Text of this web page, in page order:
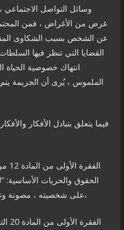
وسائل التواصل الاجتماعي
غرض من الأغراض ، فمن
عن الشخص بسبب الشكاوى
القضايا التي تنظر فيها
انتهاك خصوصية الحياة
الملموس ، يُرى أن الجريمة
فيما يتعلق بتبادل الأفكار
الحقوق والحريات
على شخصيته ، مصونة وغير قابلة للتصرف ولا غنى عنها”. تقديم،